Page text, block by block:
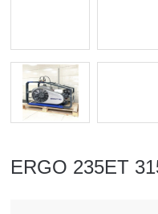
ERGO 235ET